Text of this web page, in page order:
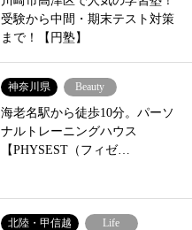
受験から中間・期末テスト対策
まで！【円塾】
神奈川県 Beauty
海老名駅から徒歩10分。パーソ
ナルトレーニングハウス
【PHYSEST（フィゼ…
北陸・甲信越 Life